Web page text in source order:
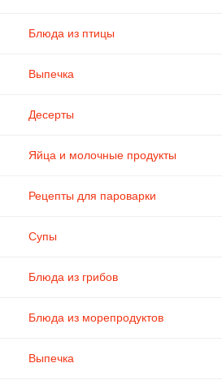
Блюда из птицы
Выпечка
Десерты
Яйца и молочные продукты
Рецепты для пароварки
Супы
Блюда из грибов
Блюда из морепродуктов
Выпечка